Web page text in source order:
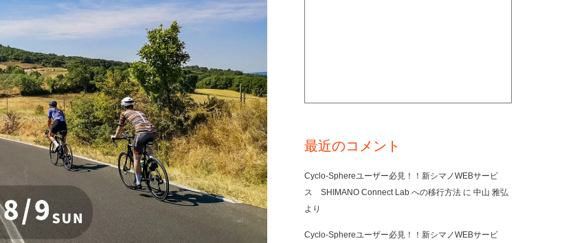
最近のコメント
Cyclo-Sphereユーザー必見！！新シマノWEBサービ
ス SHIMANO Connect Lab への移行方法 に 中山 雅弘
より
Cyclo-Sphereユーザー必見！！新シマノWEBサービ